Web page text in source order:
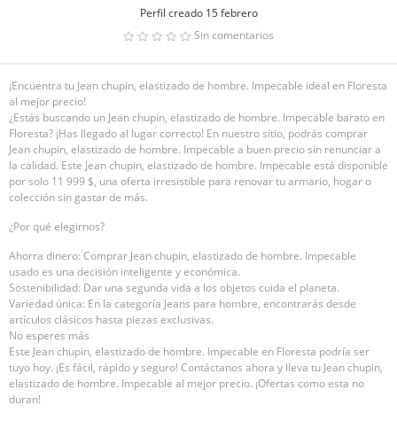
Perfil creado 15 febrero
Sin comentarios
¡Encuentra tu Jean chupin, elastizado de hombre. Impecable ideal en Floresta
al mejor precio!
¿Estás buscando un Jean chupin, elastizado de hombre. Impecable barato en
Floresta? ¡Has llegado al lugar correcto! En nuestro sitio, podrás comprar
Jean chupin, elastizado de hombre. Impecable a buen precio sin renunciar a
la calidad. Este Jean chupin, elastizado de hombre. Impecable está disponible
por solo 11 999 $, una oferta irresistible para renovar tu armario, hogar o
colección sin gastar de más.
¿Por qué elegirnos?
Ahorra dinero: Comprar Jean chupin, elastizado de hombre. Impecable
usado es una decisión inteligente y económica.
Sostenibilidad: Dar una segunda vida a los objetos cuida el planeta.
Variedad única: En la categoría Jeans para hombre, encontrarás desde
artículos clásicos hasta piezas exclusivas.
No esperes más
Este Jean chupin, elastizado de hombre. Impecable en Floresta podría ser
tuyo hoy. ¡Es fácil, rápido y seguro! Contáctanos ahora y lleva tu Jean chupin,
elastizado de hombre. Impecable al mejor precio. ¡Ofertas como esta no
duran!